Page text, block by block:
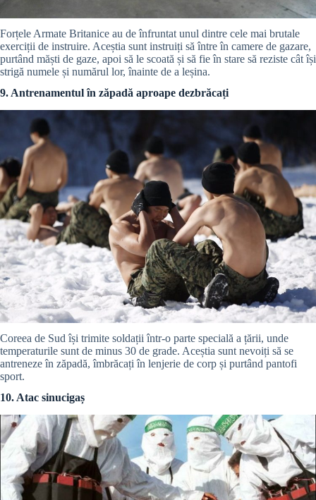
Forțele Armate Britanice au de înfruntat unul dintre cele mai brutale
exerciții de instruire. Aceștia sunt instruiți să între în camere de gazare,
purtând măști de gaze, apoi să le scoată și să fie în stare să reziste cât își
strigă numele și numărul lor, înainte de a leșina.
9. Antrenamentul în zăpadă aproape dezbrăcați
Coreea de Sud își trimite soldații într-o parte specială a țării, unde
temperaturile sunt de minus 30 de grade. Aceștia sunt nevoiți să se
antreneze în zăpadă, îmbrăcați în lenjerie de corp și purtând pantofi
sport.
10. Atac sinucigaș